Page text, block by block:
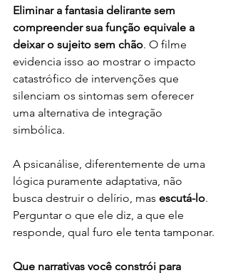
Eliminar a fantasia delirante sem
compreender sua função equivale a
deixar o sujeito sem chão. O filme
evidencia isso ao mostrar o impacto
catastrófico de intervenções que
silenciam os sintomas sem oferecer
uma alternativa de integração
simbólica.
A psicanálise, diferentemente de uma
lógica puramente adaptativa, não
busca destruir o delírio, mas escutá-lo.
Perguntar o que ele diz, a que ele
responde, qual furo ele tenta tamponar.
Que narrativas você constrói para